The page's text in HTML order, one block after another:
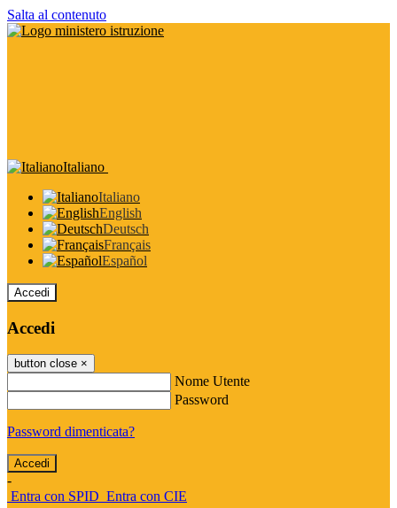
Salta al contenuto
Italiano
Italiano
English
Deutsch
Français
Español
Accedi
Accedi
button close ×
Nome Utente
Password
Password dimenticata?
-
Entra con SPID Entra con CIE